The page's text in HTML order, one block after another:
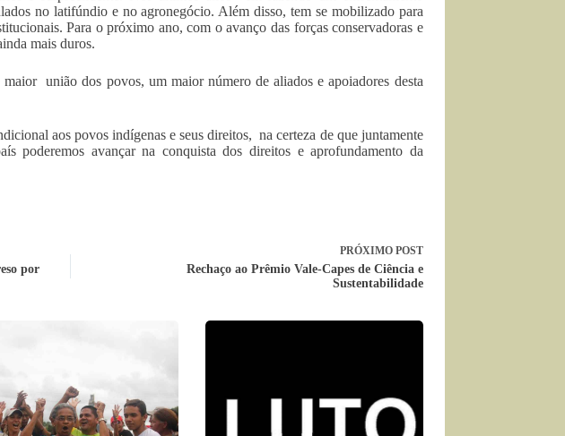
no latifúndio e no agronegócio. Além disso, tem se mobilizado para
Para o próximo ano, com o avanço das forças conservadoras e
mais duros.
união dos povos, um maior número de aliados e apoiadores desta
aos povos indígenas e seus direitos, na certeza de que juntamente
poderemos avançar na conquista dos direitos e aprofundamento da
por
PRÓXIMO POST
Rechaço ao Prêmio Vale-Capes de Ciência e
Sustentabilidade